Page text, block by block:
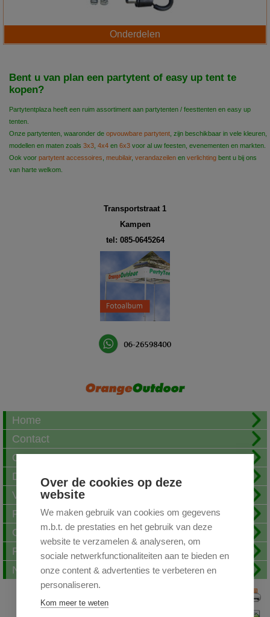
Over de cookies op deze
website
We maken gebruik van cookies om gegevens
m.b.t. de prestaties en het gebruik van deze
website te verzamelen & analyseren, om
sociale netwerkfunctionaliteiten aan te bieden en
onze content & advertenties te verbeteren en
personaliseren.
Kom meer te weten
Onderdelen
Bent u van plan een partytent of easy up tent te
kopen?
Partytentplaza heeft een ruim assortiment aan partytenten / feesttenten en easy up
tenten.
Onze partytenten, waaronder de opvouwbare partytent , zijn beschikbaar in vele kleuren,
modellen en maten zoals 3x3 4x4 en 6x3 voor al uw feesten, evenementen en markten.
Ook voor partytent accessoires meubilair, verandazeilen en verlichting bent u bij ons
van harte welkom.
Transportstraat 1
Kampen
tel: 085-0645264
Home
Contact
Over ons
Download
Verzending
Fotoalbum
Openingstijden
FAQ
Nieuwsbrief